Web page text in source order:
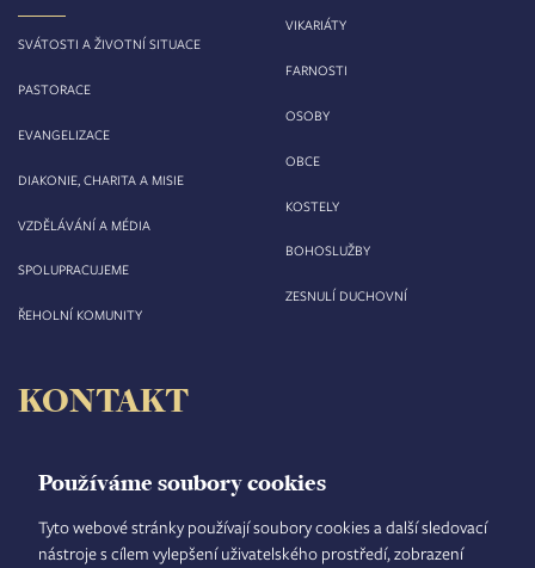
Používáme soubory cookies
Tyto webové stránky používají soubory cookies a další sledovací
nástroje s cílem vylepšení uživatelského prostředí, zobrazení
SVÁTOSTI A ŽIVOTNÍ SITUACE
PASTORACE
EVANGELIZACE
DIAKONIE, CHARITA A MISIE
VZDĚLÁVÁNÍ A MÉDIA
SPOLUPRACUJEME
ŘEHOLNÍ KOMUNITY
VIKARIÁTY
FARNOSTI
OSOBY
OBCE
KOSTELY
BOHOSLUŽBY
ZESNULÍ DUCHOVNÍ
KONTAKT
Velké náměstí 35/44
500 03 Hradec Králové
tel.: +420 495 063 611
IČO: 00 44 51 34